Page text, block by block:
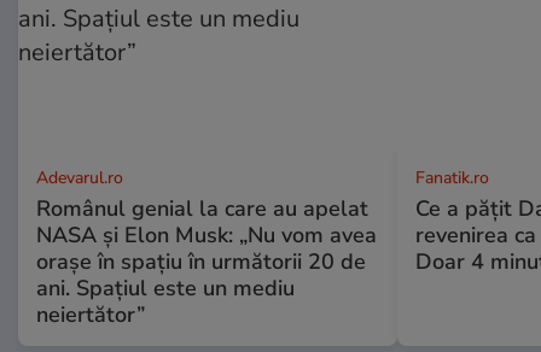
Adevarul.ro
Românul genial la care au apelat
NASA și Elon Musk: „Nu vom avea
orașe în spațiu în următorii 20 de
ani. Spațiul este un mediu
neiertător”
Fanatik.ro
Ce a pățit
revenirea
Doar 4